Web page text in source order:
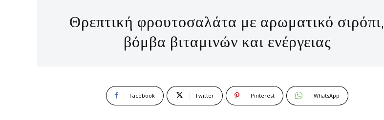
Θρεπτική φρουτοσαλάτα με αρωματικό σιρόπι,
βόμβα βιταμινών και ενέργειας
Facebook Twitter Pinterest WhatsApp